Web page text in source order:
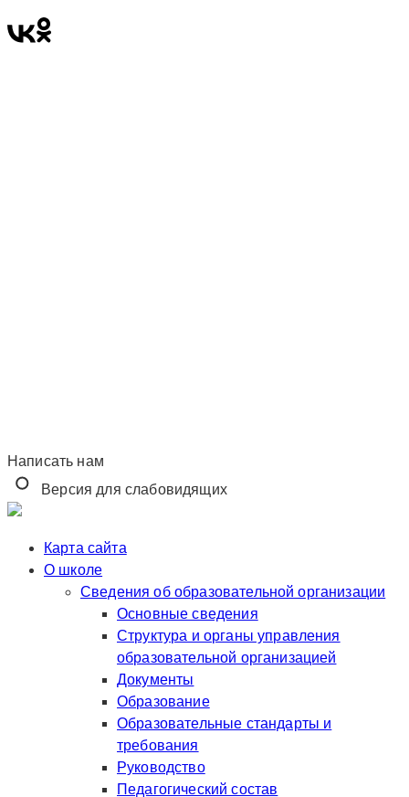
Написать нам
Версия для слабовидящих
Карта сайта
О школе
Сведения об образовательной организации
Основные сведения
Структура и органы управления
образовательной организацией
Документы
Образование
Образовательные стандарты и
требования
Руководство
Педагогический состав